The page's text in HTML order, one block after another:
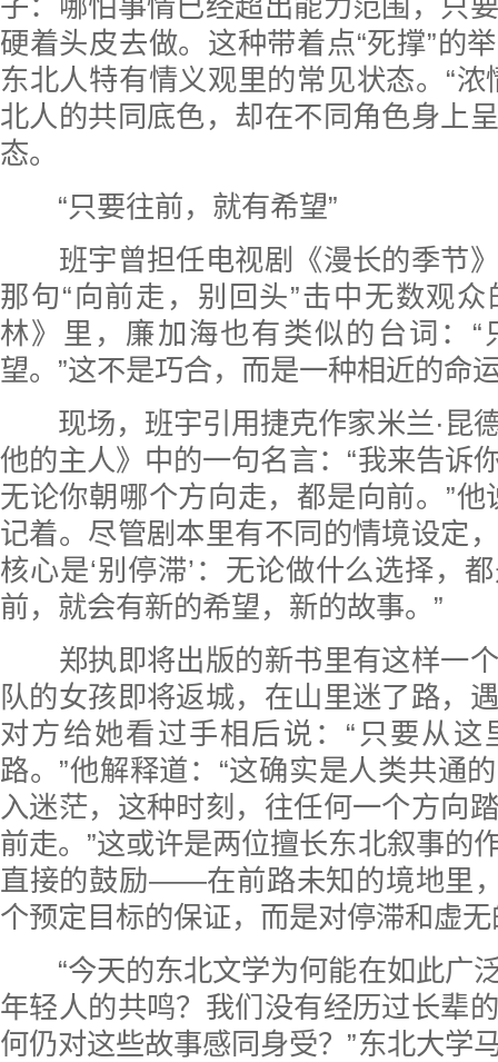
子：哪怕事情已经超出能力范围，只
硬着头皮去做。这种带着点“死撑”的
东北人特有情义观里的常见状态。“浓
北人的共同底色，却在不同角色身上
态。
“只要往前，就有希望”
班宇曾担任电视剧《漫长的季节》
那句“向前走，别回头”击中无数观
林》里，廉加海也有类似的台词：“
望。”这不是巧合，而是一种相近的命
现场，班宇引用捷克作家米兰·昆
他的主人》中的一句名言：“我来告诉
无论你朝哪个方向走，都是向前。”他
记着。尽管剧本里有不同的情境设定
核心是‘别停滞’：无论做什么选择，
前，就会有新的希望，新的故事。”
郑执即将出版的新书里有这样一个
队的女孩即将返城，在山里迷了路，
对方给她看过手相后说：“只要从这
路。”他解释道：“这确实是人类共通
入迷茫，这种时刻，往任何一个方向
前走。”这或许是两位擅长东北叙事的
直接的鼓励——在前路未知的境地里
个预定目标的保证，而是对停滞和虚
“今天的东北文学为何能在如此广
年轻人的共鸣？我们没有经历过长辈
何仍对这些故事感同身受？”东北大学